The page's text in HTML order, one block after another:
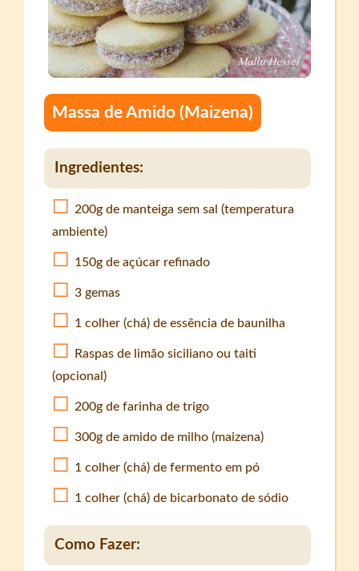
Massa de Amido (Maizena)
Ingredientes:
200g de manteiga sem sal (temperatura
ambiente)
150g de açúcar refinado
3 gemas
1 colher (chá) de essência de baunilha
Raspas de limão siciliano ou taiti
(opcional)
200g de farinha de trigo
300g de amido de milho (maizena)
1 colher (chá) de fermento em pó
1 colher (chá) de bicarbonato de sódio
Como Fazer: